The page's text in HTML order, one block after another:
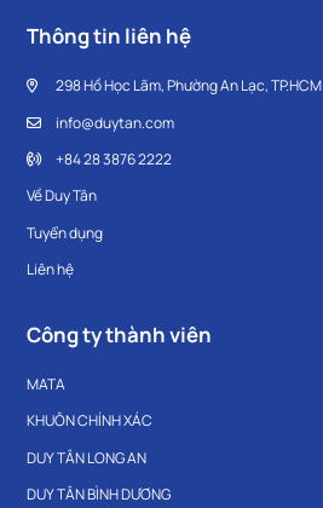
Thông tin liên hệ
298 Hồ Học Lãm, Phường An Lạc, TP.HCM
info@duytan.com
+84 28 3876 2222
Về Duy Tân
Tuyển dụng
Liên hệ
Công ty thành viên
MATA
KHUÔN CHÍNH XÁC
DUY TÂN LONG AN
DUY TÂN BÌNH DƯƠNG